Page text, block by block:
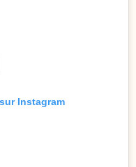
Instagram